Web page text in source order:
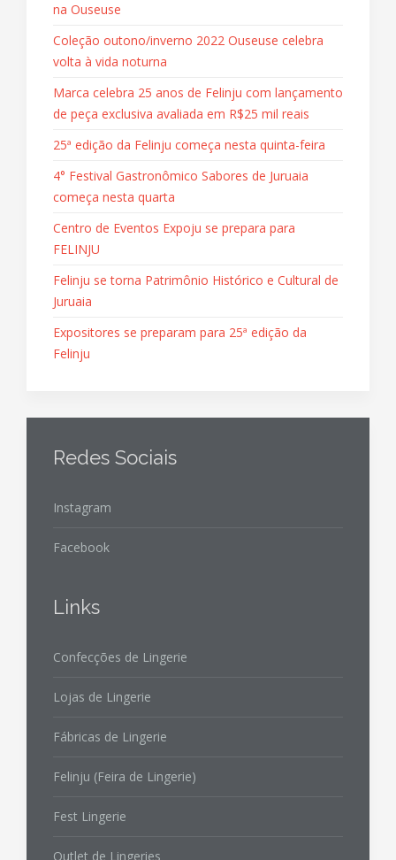
na Ouseuse
Coleção outono/inverno 2022 Ouseuse celebra
volta à vida noturna
Marca celebra 25 anos de Felinju com lançamento
de peça exclusiva avaliada em R$25 mil reais
25ª edição da Felinju começa nesta quinta-feira
4° Festival Gastronômico Sabores de Juruaia
começa nesta quarta
Centro de Eventos Expoju se prepara para
FELINJU
Felinju se torna Patrimônio Histórico e Cultural de
Juruaia
Expositores se preparam para 25ª edição da
Felinju
Redes Sociais
Instagram
Facebook
Links
Confecções de Lingerie
Lojas de Lingerie
Fábricas de Lingerie
Felinju (Feira de Lingerie)
Fest Lingerie
Outlet de Lingeries